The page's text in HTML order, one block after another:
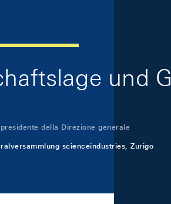
und
presidente della Direzione generale
scienceindustries, Zurigo